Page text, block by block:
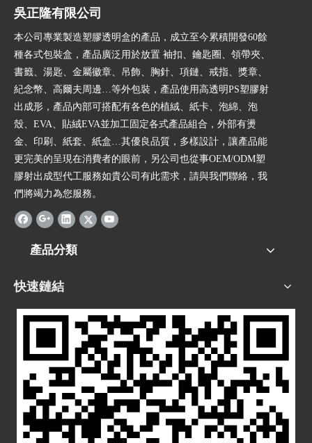
吳正隆有限公司
本公司專業製造塑膠透明盒的產品，成立至今累積開發60餘
種各式包裝盒，產品廣泛用於放置 袖扣、鑰匙圈、領帶夾、
書籤、湯匙、金屬徽章、吊飾、胸針、項鏈、戒指、獎章、
紀念幣、高爾夫周邊…等外包裝，產品使用高透明PS塑膠射
出成形，產品內部可搭配有各色的植絨、紙卡、泡綿、泡
殼、EVA、貼絨EVA並加工固定各式產品組合，外部有燙
金、印刷、紙套、紙盒…其優良品質，多樣設計，讓產品能
更完美的呈現在消費者的眼前，另公司也從事OEM/ODM塑
膠射出成型代工服務如貴公司有此需求，請與我們聯絡，我
們將竭力為您服務。
產品分類
快速鏈結